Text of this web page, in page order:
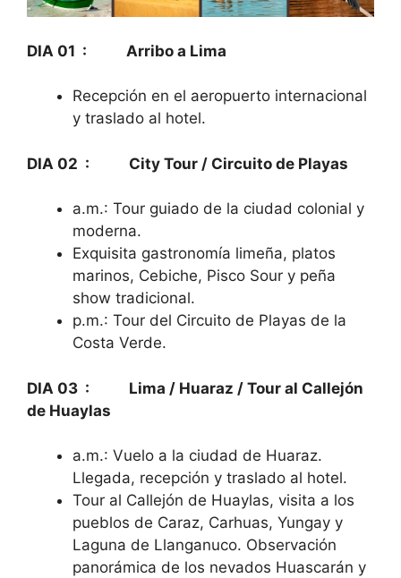
DIA 01 : Arribo a Lima
Recepción en el aeropuerto internacional
y traslado al hotel.
DIA 02 : City Tour / Circuito de Playas
a.m.: Tour guiado de la ciudad colonial y
moderna.
Exquisita gastronomía limeña, platos
marinos, Cebiche, Pisco Sour y peña
show tradicional.
p.m.: Tour del Circuito de Playas de la
Costa Verde.
DIA 03 : Lima / Huaraz / Tour al Callejón
de Huaylas
a.m.: Vuelo a la ciudad de Huaraz.
Llegada, recepción y traslado al hotel.
Tour al Callejón de Huaylas, visita a los
pueblos de Caraz, Carhuas, Yungay y
Laguna de Llanganuco. Observación
panorámica de los nevados Huascarán y